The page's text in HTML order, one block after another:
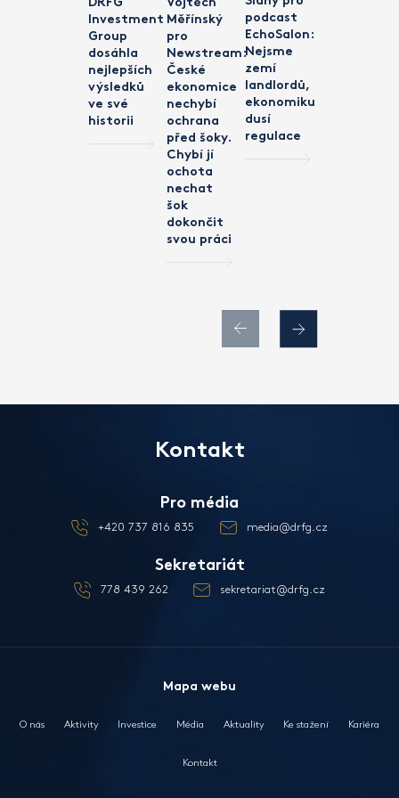
DRFG
Investment
Group
dosáhla
nejlepších
výsledků
ve své
historii
Vojtěch
Měřínský
pro
Newstream:
České
ekonomice
nechybí
ochrana
před šoky.
Chybí jí
ochota
nechat
šok
dokončit
svou práci
podcast
EchoSalon:
Nejsme
zemí
landlordů,
ekonomiku
dusí
regulace
Kontakt
Pro média
+420 737 816 835 media@drfg.cz
Sekretariát
778 439 262 sekretariat@drfg.cz
Mapa webu
O nás Aktivity Investice Média Aktuality Ke stažení Kariéra
Kontakt